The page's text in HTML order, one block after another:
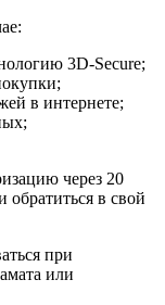
3D-Secure;
в интернете;
через 20
обратиться в свой
при
или